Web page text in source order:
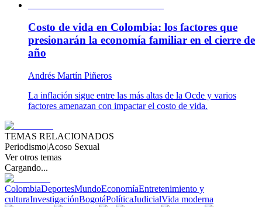
Costo de vida en Colombia: los factores que
presionarán la economía familiar en el cierre de
año
Andrés Martín Piñeros
La inflación sigue entre las más altas de la Ocde y varios
factores amenazan con impactar el costo de vida.
TEMAS RELACIONADOS
Periodismo|Acoso Sexual
Ver otros temas
Cargando...
ColombiaDeportesMundoEconomíaEntretenimiento y
culturaInvestigaciónBogotáPolíticaJudicialVida moderna